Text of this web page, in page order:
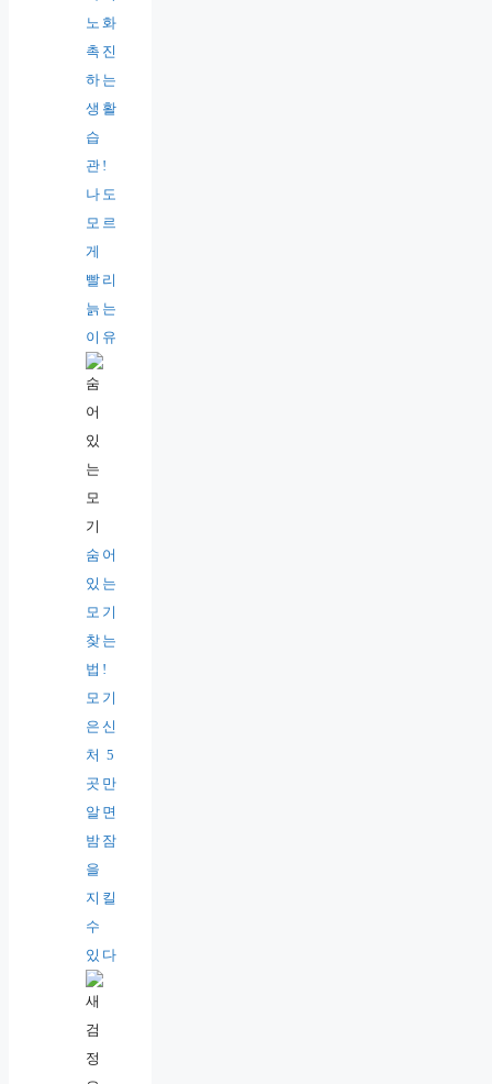
노화
촉진
하는
생활
습
관!
나도
모르
게
빨리
늙는
이유
숨어
있는
모기
찾는
법!
모기
은신
처 5
곳만
알면
밤잠
을
지킬
수
있다